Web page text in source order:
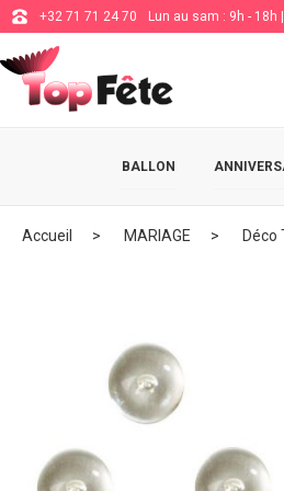
+32 71 71 24 70 Lun au sam : 9h - 18h
BALLON
Accueil MARIAGE Déco